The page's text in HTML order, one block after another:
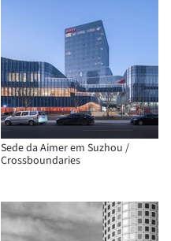
Sede da Aimer em Suzhou /
Crossboundaries